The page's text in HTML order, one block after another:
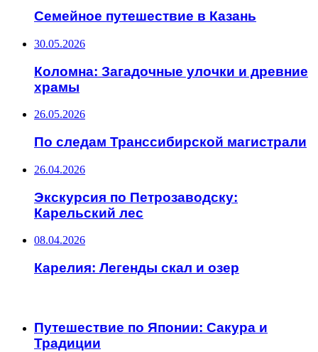
Семейное путешествие в Казань
30.05.2026
Коломна: Загадочные улочки и древние
храмы
26.05.2026
По следам Транссибирской магистрали
26.04.2026
Экскурсия по Петрозаводску:
Карельский лес
08.04.2026
Карелия: Легенды скал и озер
Путешествие по Японии: Сакура и
Традиции